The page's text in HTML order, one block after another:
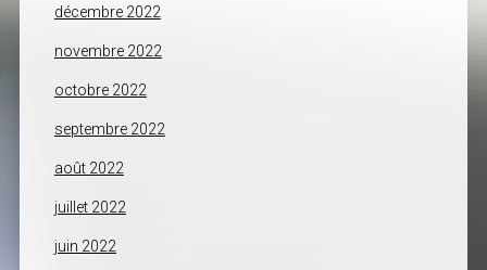
décembre 2022
novembre 2022
octobre 2022
septembre 2022
août 2022
juillet 2022
juin 2022